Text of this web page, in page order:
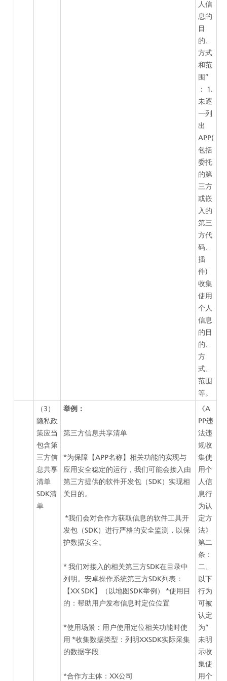
人信
息的
目
的、
方式
和范
围”
： 1.
未逐
一列
出
APP(
包括
委托
的第
三方
或嵌
入的
第三
方代
码、
插
件)
收集
使用
个人
信息
的目
的、
方
式、
范围
等。
（3）
隐私政
策应当
包含第
三方信
息共享
清单
SDK清
单
举例：
第三方信息共享清单
*为保障【APP名称】相关功能的实现与
应用安全稳定的运行，我们可能会接入由
第三方提供的软件开发包（SDK）实现相
关目的。
*我们会对合作方获取信息的软件工具开
发包（SDK）进行严格的安全监测，以保
护数据安全。
* 我们对接入的相关第三方SDK在目录中
列明。安卓操作系统第三方SDK列表：
【XX SDK】（以地图SDK举例） *使用目
的：帮助用户发布信息时定位位置
*使用场景：用户使用定位相关功能时使
用 *收集数据类型：列明XXSDK实际采集
的数据字段
*合作方主体：XX公司
《A
PP违
法违
规收
集使
用个
人信
息行
为认
定方
法》
第二
条：
二、
以下
行为
可被
认定
为“
未明
示收
集使
用个